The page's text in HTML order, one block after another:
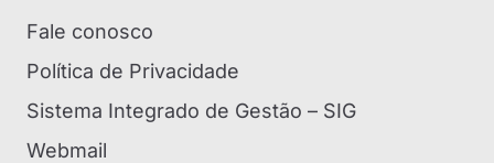
Fale conosco
Política de Privacidade
Sistema Integrado de Gestão – SIG
Webmail